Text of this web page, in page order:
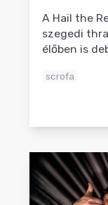
A Hail the
szegedi
élőben is
scrofa